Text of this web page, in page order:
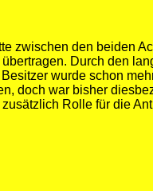
zwischen den beiden
Durch den
wurde schon
doch war bisher
Rolle für die